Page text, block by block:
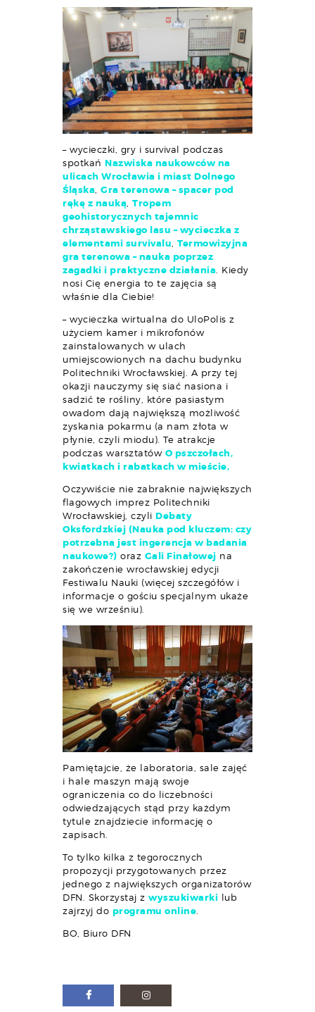
– wycieczki, gry i survival podczas
spotkań Nazwiska naukowców na
ulicach Wrocławia i miast Dolnego
Śląska Gra terenowa – spacer pod
rękę z nauką Tropem
geohistorycznych tajemnic
chrząstawskiego lasu – wycieczka z
elementami survivalu Termowizyjna
gra terenowa – nauka poprzez
zagadki i praktyczne działania . Kiedy
nosi Cię energia to te zajęcia są
właśnie dla Ciebie!
– wycieczka wirtualna do UloPolis z
użyciem kamer i mikrofonów
zainstalowanych w ulach
umiejscowionych na dachu budynku
Politechniki Wrocławskiej. A przy tej
okazji nauczymy się siać nasiona i
sadzić te rośliny, które pasiastym
owadom dają największą możliwość
zyskania pokarmu (a nam złota w
płynie, czyli miodu). Te atrakcje
podczas warsztatów O pszczołach,
kwiatkach i rabatkach w mieście,
Oczywiście nie zabraknie największych
flagowych imprez Politechniki
Wrocławskiej, czyli Debaty
Oksfordzkiej (Nauka pod kluczem: czy
potrzebna jest ingerencja w badania
naukowe?) oraz Gali Finałowej na
zakończenie wrocławskiej edycji
Festiwalu Nauki (więcej szczegółów i
informacje o gościu specjalnym ukaże
się we wrześniu).
Pamiętajcie, że laboratoria, sale zajęć
i hale maszyn mają swoje
ograniczenia co do liczebności
odwiedzających stąd przy każdym
tytule znajdziecie informację o
zapisach.
To tylko kilka z tegorocznych
propozycji przygotowanych przez
jednego z największych organizatorów
DFN. Skorzystaj z wyszukiwarki lub
zajrzyj do programu online
BO, Biuro DFN